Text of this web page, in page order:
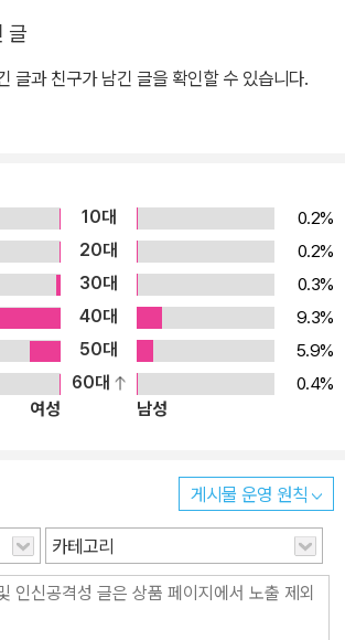
글
글과 친구가 남긴 글을 확인할 수 있습니다.
10대
0.2%
20대
0.2%
30대
0.3%
40대
9.3%
50대
5.9%
60대
0.4%
여성
남성
게시물 운영 원칙
카테고리